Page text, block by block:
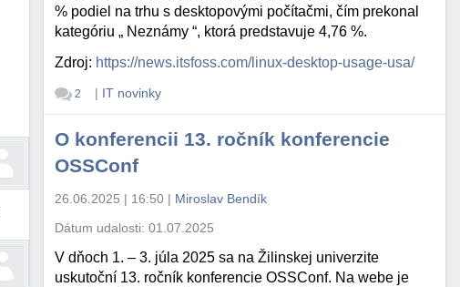
% podiel na trhu s desktopovými počítačmi, čím prekonal
kategóriu „ Neznámy “, ktorá predstavuje 4,76 %.
Zdroj: https://news.itsfoss.com/linux-desktop-usage-usa/
2 | IT novinky
O konferencii 13. ročník konferencie
OSSConf
26.06.2025 | 16:50 | Miroslav Bendík
Dátum udalosti:01.07.2025
V dňoch 1. – 3. júla 2025 sa na Žilinskej univerzite
uskutoční 13. ročník konferencie OSSConf. Na webe je